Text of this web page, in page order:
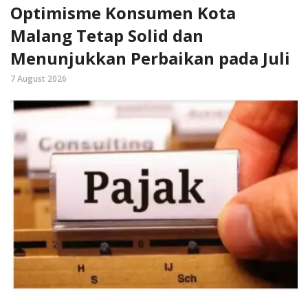
Optimisme Konsumen Kota
Malang Tetap Solid dan
Menunjukkan Perbaikan pada Juli
7 August 2026